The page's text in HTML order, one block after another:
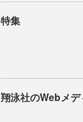
特集
翔泳社のWebメデ